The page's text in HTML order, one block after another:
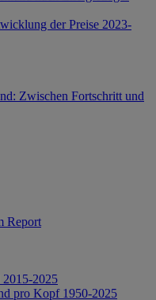
der Preise 2023-
Zwischen Fortschritt und
Report
2015-2025
pro Kopf 1950-2025